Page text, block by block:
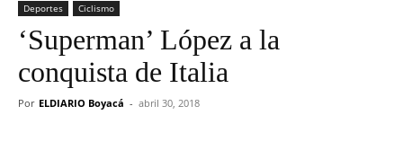
Deportes Ciclismo
‘Superman’ López a la
conquista de Italia
Por ELDIARIO Boyacá - abril 30, 2018